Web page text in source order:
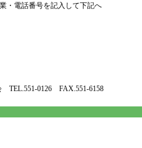
・電話番号を記入して下記へ
0126 FAX.551-6158